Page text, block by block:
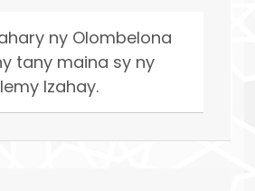
ny Olombelona
tany maina sy ny
Izahay.